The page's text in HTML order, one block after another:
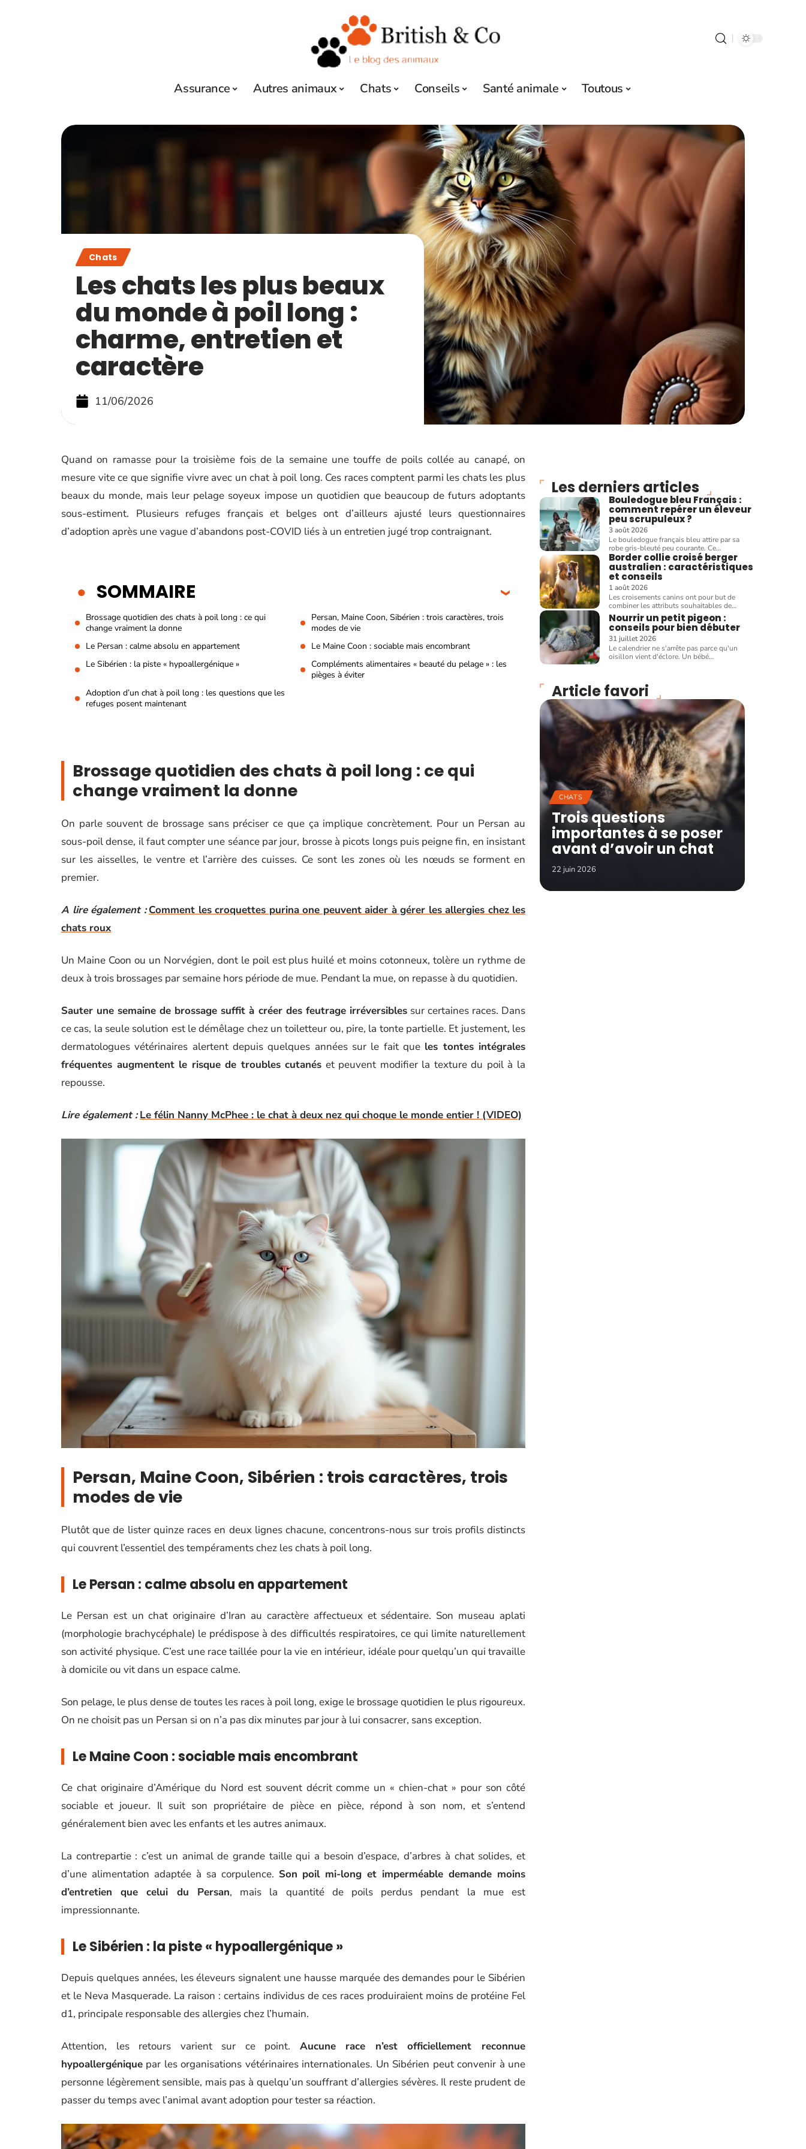
Assurance Autres animaux Chats Conseils Santé animale Toutous
Chats
Les chats les plus beaux
du monde à poil long :
charme, entretien et
caractère
11/06/2026
Quand on ramasse pour la troisième fois de la semaine une touffe de poils collée au canapé, on
mesure vite ce que signifie vivre avec un chat à poil long. Ces races comptent parmi les chats les plus
beaux du monde, mais leur pelage soyeux impose un quotidien que beaucoup de futurs adoptants
sous-estiment. Plusieurs refuges français et belges ont d’ailleurs ajusté leurs questionnaires
d’adoption après une vague d’abandons post-COVID liés à un entretien jugé trop contraignant.
SOMMAIRE
Brossage quotidien des chats à poil long : ce qui
change vraiment la donne
Persan, Maine Coon, Sibérien : trois caractères, trois
modes de vie
Le Persan : calme absolu en appartement
Le Maine Coon : sociable mais encombrant
Le Sibérien : la piste « hypoallergénique »
Compléments alimentaires « beauté du pelage » : les
pièges à éviter
Adoption d’un chat à poil long : les questions que les
refuges posent maintenant
Brossage quotidien des chats à poil long : ce qui
change vraiment la donne
On parle souvent de brossage sans préciser ce que ça implique concrètement. Pour un Persan au
sous-poil dense, il faut compter une séance par jour, brosse à picots longs puis peigne fin, en insistant
sur les aisselles, le ventre et l’arrière des cuisses. Ce sont les zones où les nœuds se forment en
premier.
A lire également : Comment les croquettes purina one peuvent aider à gérer les allergies chez les
chats roux
Un Maine Coon ou un Norvégien, dont le poil est plus huilé et moins cotonneux, tolère un rythme de
deux à trois brossages par semaine hors période de mue. Pendant la mue, on repasse à du quotidien.
Sauter une semaine de brossage suffit à créer des feutrage irréversiblessur certaines races. Dans
ce cas, la seule solution est le démêlage chez un toiletteur ou, pire, la tonte partielle. Et justement, les
dermatologues vétérinaires alertent depuis quelques années sur le fait que les tontes intégrales
fréquentes augmentent le risque de troubles cutanés et peuvent modifier la texture du poil à la
repousse.
Lire également : Le félin Nanny McPhee : le chat à deux nez qui choque le monde entier ! (VIDEO)
Persan, Maine Coon, Sibérien : trois caractères, trois
modes de vie
Plutôt que de lister quinze races en deux lignes chacune, concentrons-nous sur trois profils distincts
qui couvrent l’essentiel des tempéraments chez les chats à poil long.
Le Persan : calme absolu en appartement
Le Persan est un chat originaire d’Iran au caractère affectueux et sédentaire. Son museau aplati
(morphologie brachycéphale) le prédispose à des difficultés respiratoires, ce qui limite naturellement
son activité physique. C’est une race taillée pour la vie en intérieur, idéale pour quelqu’un qui travaille
à domicile ou vit dans un espace calme.
Son pelage, le plus dense de toutes les races à poil long, exige le brossage quotidien le plus rigoureux.
On ne choisit pas un Persan si on n’a pas dix minutes par jour à lui consacrer, sans exception.
Le Maine Coon : sociable mais encombrant
Ce chat originaire d’Amérique du Nord est souvent décrit comme un « chien-chat » pour son côté
sociable et joueur. Il suit son propriétaire de pièce en pièce, répond à son nom, et s’entend
généralement bien avec les enfants et les autres animaux.
La contrepartie : c’est un animal de grande taille qui a besoin d’espace, d’arbres à chat solides, et
d’une alimentation adaptée à sa corpulence. Son poil mi-long et imperméable demande moins
d’entretien que celui du Persan, mais la quantité de poils perdus pendant la mue est
impressionnante.
Le Sibérien : la piste « hypoallergénique »
Depuis quelques années, les éleveurs signalent une hausse marquée des demandes pour le Sibérien
et le Neva Masquerade. La raison : certains individus de ces races produiraient moins de protéine Fel
d1, principale responsable des allergies chez l’humain.
Attention, les retours varient sur ce point. Aucune race n’est officiellement reconnue
hypoallergénique par les organisations vétérinaires internationales. Un Sibérien peut convenir à une
personne légèrement sensible, mais pas à quelqu’un souffrant d’allergies sévères. Il reste prudent de
passer du temps avec l’animal avant adoption pour tester sa réaction.
Les derniers articles
Bouledogue bleu Français :
comment repérer un éleveur
peu scrupuleux ?
3 août 2026
Le bouledogue français bleu attire par sa
robe gris-bleuté peu courante. Ce…
Border collie croisé berger
australien : caractéristiques
et conseils
1 août 2026
Les croisements canins ont pour but de
combiner les attributs souhaitables de…
Nourrir un petit pigeon :
conseils pour bien débuter
31 juillet 2026
Le calendrier ne s'arrête pas parce qu'un
oisillon vient d'éclore. Un bébé…
Article favori
CHATS
Trois questions
importantes à se poser
avant d’avoir un chat
22 juin 2026